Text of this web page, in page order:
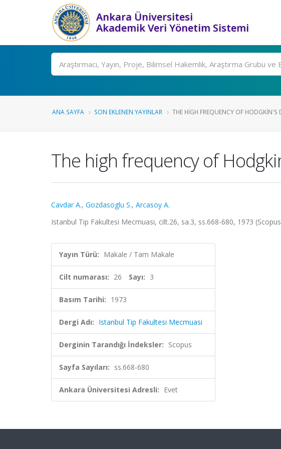
Ankara Üniversitesi
Akademik Veri Yönetim Sistemi
Ara
ANA SAYFA SON EKLENEN YAYINLAR THE HIGH FREQUENCY OF HODGKIN'S
The high frequency of
Cavdar A., Gozdasoglu S., Arcasoy A.
Istanbul Tip Fakultesi Mecmuasi, cilt.26, sa.3, ss.668-680, 1973
Yayın Türü: Makale / Tam Makale
Cilt numarası: 26 Sayı: 3
Basım Tarihi: 1973
Dergi Adı: Istanbul Tip Fakultesi Mecmuasi
Derginin Tarandığı İndeksler: Scopus
Sayfa Sayıları: ss.668-680
Ankara Üniversitesi Adresli: Evet